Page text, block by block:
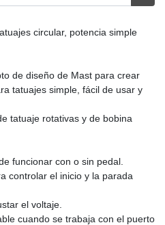
circular, potencia simple
de diseño de Mast para crear
tatuajes simple, fácil de usar y
tatuaje rotativas y de bobina
funcionar con o sin pedal.
controlar el inicio y la parada
el voltaje.
cuando se trabaja con el puerto